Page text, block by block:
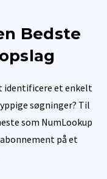
Bedste
identificere et enkelt
søgninger? Til
som NumLookup
på et